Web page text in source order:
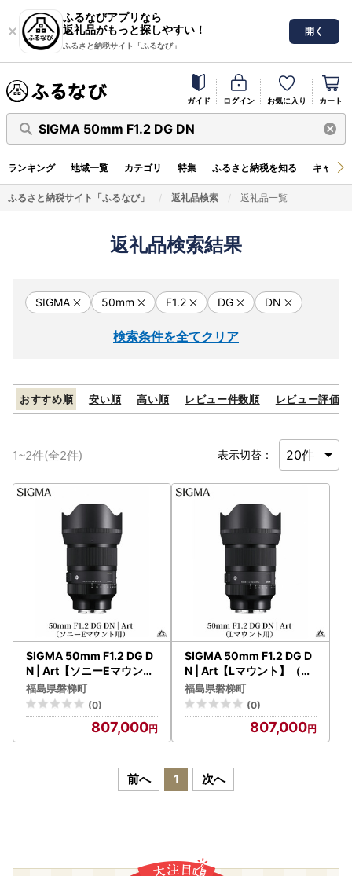
ふるなびアプリなら
返礼品がもっと探しやすい！
ふるさと納税サイト「ふるなび」
開く
ガイド ログイン お気に入り カート
SIGMA 50mm F1.2 DG DN
ランキング 地域一覧 カテゴリ 特集 ふるさと納税を知る キャン
ふるさと納税サイト「ふるなび」 返礼品検索 返礼品一覧
返礼品検索結果
SIGMA 50mm F1.2 DG DN
検索条件を全てクリア
おすすめ順 安い順 高い順 レビュー件数順 レビュー評価順
1~2件(全2件) 表示切替：
SIGMA 50mm F1.2 DG D
N | Art【ソニーEマウント
】（数量限定）カメラ レ
ンズ 家電 単焦点
福島県磐梯町
(0)
807,000
SIGMA 50mm F1.2 DG D
N | Art【Lマウント】（数
量限定）カメラ レンズ 家
電 単焦点
福島県磐梯町
(0)
807,000
前へ 1 次へ